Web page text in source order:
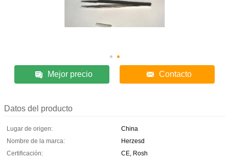
Mejor precio Contacto
Datos del producto
Lugar de origen:
China
Nombre de la marca:
Herzesd
Certificación:
CE, Rosh